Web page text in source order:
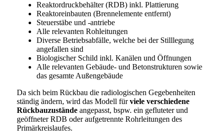
Reaktordruckbehälter (RDB) inkl. Plattierung
Reaktoreinbauten (Brennelemente entfernt)
Steuerstäbe und -antriebe
Alle relevanten Rohleitungen
Diverse Betriebsabfälle, welche bei der Stilllegung
angefallen sind
Biologischer Schild inkl. Kanälen und Öffnungen
Alle relevanten Gebäude- und Betonstrukturen sowie
das gesamte Außengebäude
Da sich beim Rückbau die radiologischen Gegebenheiten
ständig ändern, wird das Modell fürviele verschiedene
Rückbauzuständeangepasst, bspw. ein gefluteter und
geöffneter RDB oder aufgetrennte Rohrleitungen des
Primärkreislaufes.